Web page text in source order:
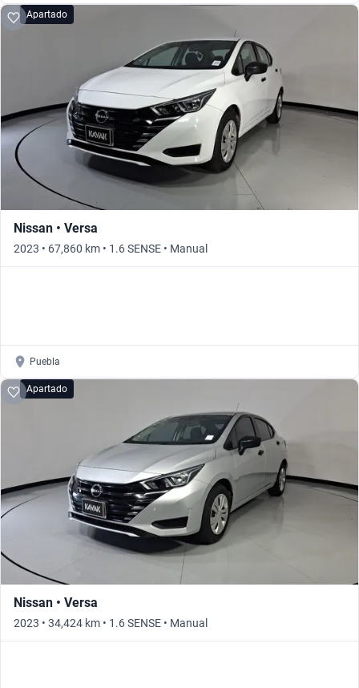
Apartado
Nissan • Versa
2023 • 67,860 km • 1.6 SENSE • Manual
Puebla
Apartado
Nissan • Versa
2023 • 34,424 km • 1.6 SENSE • Manual